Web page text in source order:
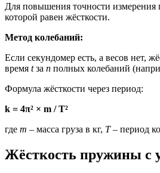
Для повышения точности
которой равен жёсткости.
Метод колебаний:
Если секундомер есть, а весов нет,
время tза n полных колебаний
Формула жёсткости через период:
k = 4π² × m / T²
где m – масса груза в кг, T– период
Жёсткость пружины с